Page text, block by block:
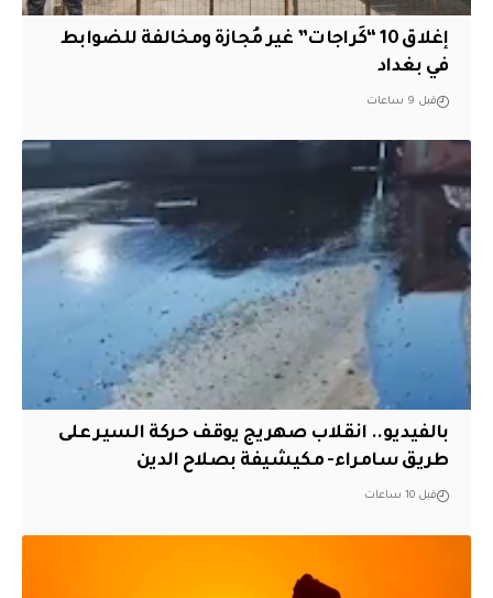
إغلاق 10 “كَراجات” غير مُجازة ومخالفة للضوابط
في بغداد
قبل 9 ساعات
بالفيديو.. انقلاب صهريج يوقف حركة السير على
طريق سامراء- مكيشيفة بصلاح الدين
قبل 10 ساعات